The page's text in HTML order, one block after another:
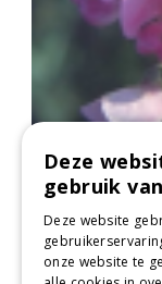
Deze
gebruik
Deze website
onze website te